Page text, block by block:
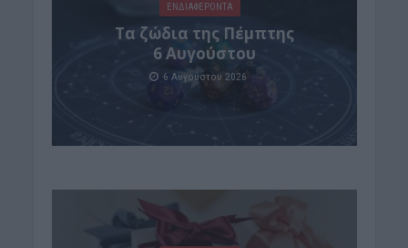
ΕΝΔΙΑΦΕΡΟΝΤΑ
Tα ζώδια της Πέμπτης
6 Αυγούστου
6 Αυγούστου 2026